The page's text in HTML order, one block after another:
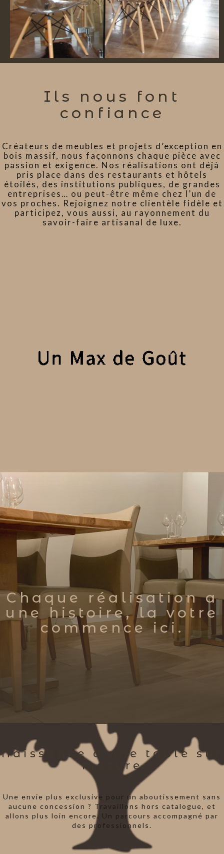
Ils nous font
confiance
Créateurs de meubles et projets d’exception en
bois massif, nous façonnons chaque pièce avec
passion et exigence. Nos réalisations ont déjà
pris place dans des restaurants et hôtels
étoilés, des institutions publiques, de grandes
entreprises… ou peut-être même chez l’un de
vos proches. Rejoignez notre clientèle fidèle et
participez, vous aussi, au rayonnement du
savoir-faire artisanal de luxe.
Chaque réalisation a
une histoire, la votre
commence ici.
Naissance d’une table sur
mesure
Une envie plus exclusive pour un aboutissement sans
aucune concession ? Travaillons hors catalogue, et
allons plus loin encore. Un parcours accompagné par
des professionnels.